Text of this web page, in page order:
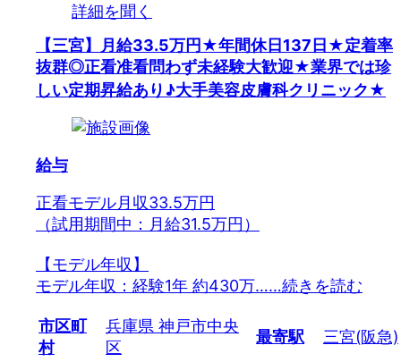
詳細を聞く
【三宮】月給33.5万円★年間休日137日★定着率
抜群◎正看准看問わず未経験大歓迎★業界では珍
しい定期昇給あり♪大手美容皮膚科クリニック★
給与
正看モデル月収33.5万円
（試用期間中：月給31.5万円）
【モデル年収】
モデル年収：経験1年 約430万……続きを読む
市区町
村
兵庫県 神戸市中央
区
最寄駅 三宮(阪急)